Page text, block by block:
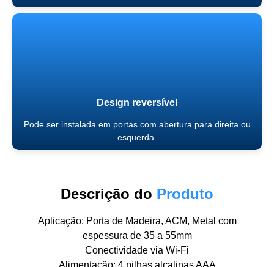
Design reversível
Pode ser instalada em portas com abertura para direita ou
esquerda.
Descrição do Produto
Aplicação: Porta de Madeira, ACM, Metal com
espessura de 35 a 55mm
Conectividade via Wi-Fi
Alimentação: 4 pilhas alcalinas AAA